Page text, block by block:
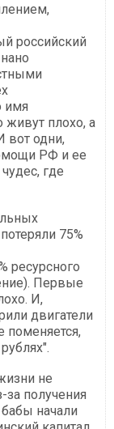
российский
имя
живут плохо, а
вот одни,
РФ и ее
где
75%
ресурсного
Первые
И,
двигатели
не
за получения
начали